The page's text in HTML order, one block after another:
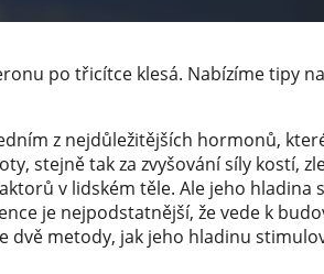
po třicítce klesá. Nabízíme tipy
z nejdůležitějších hormonů,
stejně tak za zvyšování síly kostí,
v lidském těle. Ale jeho hladina
je nejpodstatnější, že vede k
dvě metody, jak jeho hladinu